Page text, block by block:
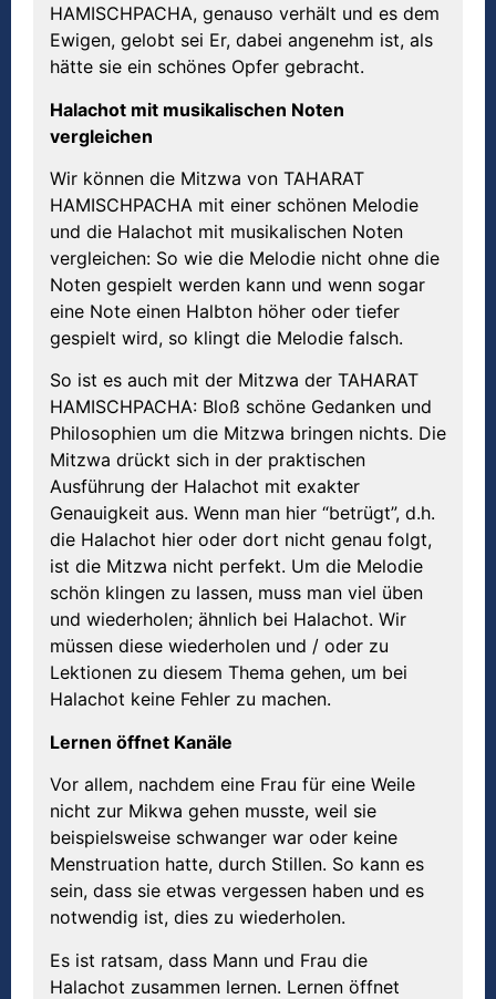
HAMISCHPACHA, genauso verhält und es dem
Ewigen, gelobt sei Er, dabei angenehm ist, als
hätte sie ein schönes Opfer gebracht.
Halachot mit musikalischen Noten
vergleichen
Wir können die Mitzwa von TAHARAT
HAMISCHPACHA mit einer schönen Melodie
und die Halachot mit musikalischen Noten
vergleichen: So wie die Melodie nicht ohne die
Noten gespielt werden kann und wenn sogar
eine Note einen Halbton höher oder tiefer
gespielt wird, so klingt die Melodie falsch.
So ist es auch mit der Mitzwa der TAHARAT
HAMISCHPACHA: Bloß schöne Gedanken und
Philosophien um die Mitzwa bringen nichts. Die
Mitzwa drückt sich in der praktischen
Ausführung der Halachot mit exakter
Genauigkeit aus. Wenn man hier “betrügt”, d.h.
die Halachot hier oder dort nicht genau folgt,
ist die Mitzwa nicht perfekt. Um die Melodie
schön klingen zu lassen, muss man viel üben
und wiederholen; ähnlich bei Halachot. Wir
müssen diese wiederholen und / oder zu
Lektionen zu diesem Thema gehen, um bei
Halachot keine Fehler zu machen.
Lernen öffnet Kanäle
Vor allem, nachdem eine Frau für eine Weile
nicht zur Mikwa gehen musste, weil sie
beispielsweise schwanger war oder keine
Menstruation hatte, durch Stillen. So kann es
sein, dass sie etwas vergessen haben und es
notwendig ist, dies zu wiederholen.
Es ist ratsam, dass Mann und Frau die
Halachot zusammen lernen. Lernen öffnet